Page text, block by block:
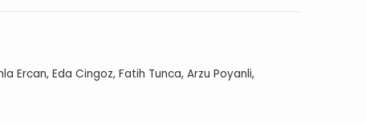
Ercan, Eda Cingoz, Fatih Tunca, Arzu Poyanli,